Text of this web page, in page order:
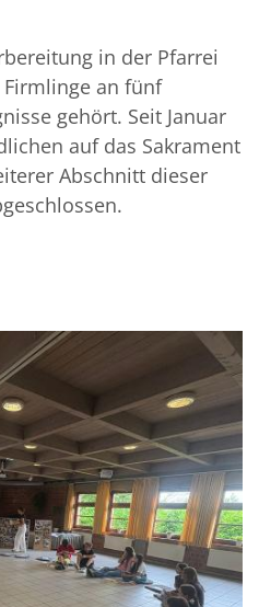
in der Pfarrei
an fünf
gehört. Seit Januar
auf das Sakrament
Abschnitt dieser